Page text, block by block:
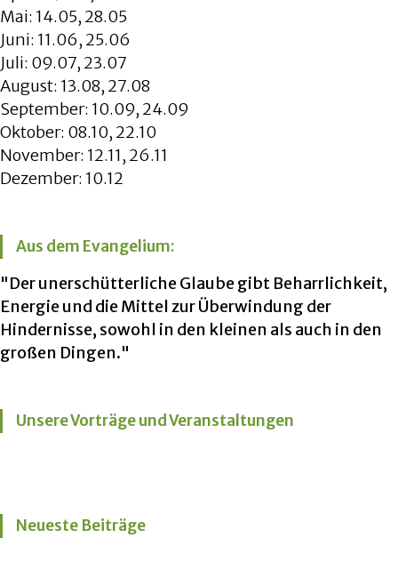
Mai: 14.05, 28.05
Juni: 11.06, 25.06
Juli: 09.07, 23.07
August: 13.08, 27.08
September: 10.09, 24.09
Oktober: 08.10, 22.10
November: 12.11, 26.11
Dezember: 10.12
Aus dem Evangelium:
"Der unerschütterliche Glaube gibt Beharrlichkeit,
Energie und die Mittel zur Überwindung der
Hindernisse, sowohl in den kleinen als auch in den
großen Dingen."
Unsere Vorträge und Veranstaltungen
Neueste Beiträge